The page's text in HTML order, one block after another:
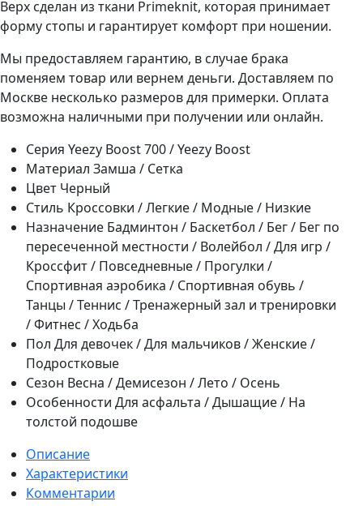
Верх сделан из ткани Primeknit, которая принимает
форму стопы и гарантирует комфорт при ношении.
Мы предоставляем гарантию, в случае брака
поменяем товар или вернем деньги. Доставляем по
Москве несколько размеров для примерки. Оплата
возможна наличными при получении или онлайн.
Серия Yeezy Boost 700 / Yeezy Boost
Материал Замша / Сетка
Цвет Черный
Стиль Кроссовки / Легкие / Модные / Низкие
Назначение Бадминтон / Баскетбол / Бег / Бег по
пересеченной местности / Волейбол / Для игр /
Кроссфит / Повседневные / Прогулки /
Спортивная аэробика / Спортивная обувь /
Танцы / Теннис / Тренажерный зал и тренировки
/ Фитнес / Ходьба
Пол Для девочек / Для мальчиков / Женские /
Подростковые
Сезон Весна / Демисезон / Лето / Осень
Особенности Для асфальта / Дышащие / На
толстой подошве
Описание
Характеристики
Комментарии